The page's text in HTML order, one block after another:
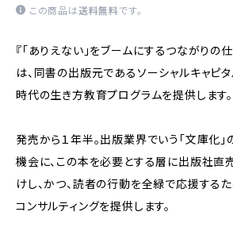
この商品は送料無料です。
『「ありえない」をブームにするつながりの
は、同書の出版元であるソーシャルキャピ
時代の生き方教育プログラムを提供します。
発売から１年半。出版業界でいう「文庫化」
機会に、この本を必要とする層に出版社直
けし、かつ、読者の行動を全緑で応援する
コンサルティングを提供します。